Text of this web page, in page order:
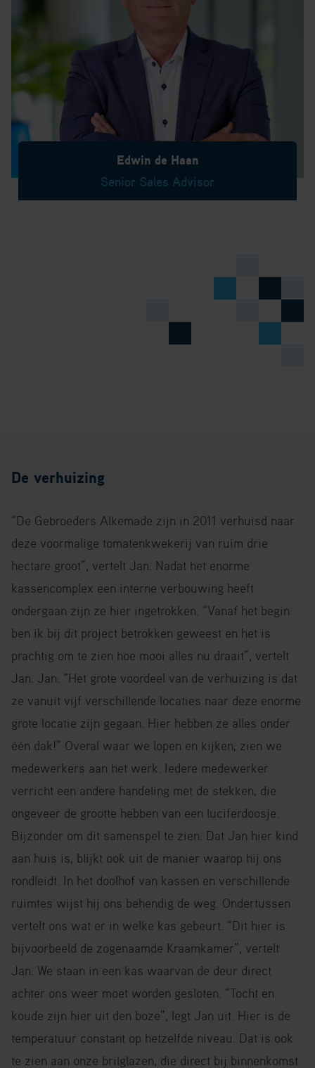
Edwin de Haan
Senior Sales Advisor
De verhuizing
“De Gebroeders Alkemade zijn in 2011 verhuisd naar
deze voormalige tomatenkwekerij van ruim drie
hectare groot”, vertelt Jan. Nadat het enorme
kassencomplex een interne verbouwing heeft
ondergaan zijn ze hier ingetrokken. “Vanaf het begin
ben ik bij dit project betrokken geweest en het is
prachtig om te zien hoe mooi alles nu draait”, vertelt
Jan. Jan: “Het grote voordeel van de verhuizing is dat
ze vanuit vijf verschillende locaties naar deze enorme
grote locatie zijn gegaan. Hier hebben ze alles onder
één dak!” Overal waar we lopen en kijken, zien we
medewerkers aan het werk. Iedere medewerker
verricht een andere handeling met de stekken, die
ongeveer de grootte hebben van een luciferdoosje.
Bijzonder om dit samenspel te zien. Dat Jan hier kind
aan huis is, blijkt ook uit de manier waarop hij ons
rondleidt. In het doolhof van kassen en verschillende
ruimtes wijst hij ons behendig de weg. Ondertussen
vertelt ons wat er in welke kas gebeurt. “Dit hier is
bijvoorbeeld de zogenaamde Kraamkamer”, vertelt
Jan. We staan in een kas waarvan de deur direct
achter ons weer moet worden gesloten. “Tocht en
koude zijn hier uit den boze”, legt Jan uit. Hier is de
temperatuur constant op hetzelfde niveau. Dat is ook
te zien aan onze brilglazen, die direct bij binnenkomst